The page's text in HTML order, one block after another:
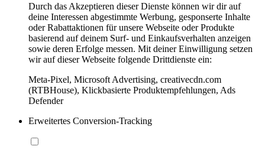
Durch das Akzeptieren dieser Dienste können wir dir auf
deine Interessen abgestimmte Werbung, gesponserte Inhalte
oder Rabattaktionen für unsere Webseite oder Produkte
basierend auf deinem Surf- und Einkaufsverhalten anzeigen
sowie deren Erfolge messen. Mit deiner Einwilligung setzen
wir auf dieser Webseite folgende Drittdienste ein:
Meta-Pixel, Microsoft Advertising, creativecdn.com
(RTBHouse), Klickbasierte Produktempfehlungen, Ads
Defender
Erweitertes Conversion-Tracking